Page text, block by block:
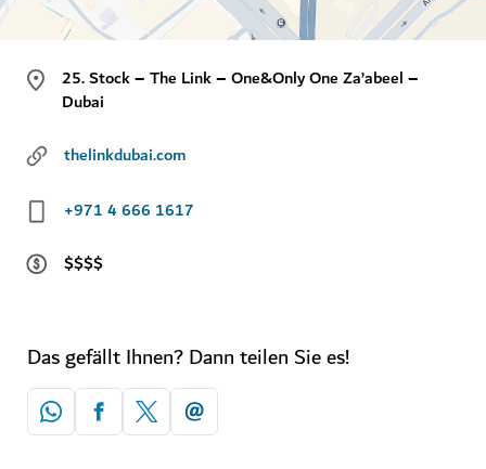
25. Stock – The Link – One&Only One Za’abeel –
Dubai
thelinkdubai.com
+971 4 666 1617
$$$$
Das gefällt Ihnen? Dann teilen Sie es!